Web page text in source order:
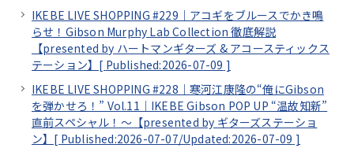
IKEBE LIVE SHOPPING #229｜アコギをブルースでかき鳴
らせ！Gibson Murphy Lab Collection 徹底解説
【presented by ハートマンギターズ & アコースティックス
テーション】[ Published:2026-07-09 ]
IKEBE LIVE SHOPPING #228｜寒河江康隆の“俺にGibson
を弾かせろ！” Vol.11｜IKEBE Gibson POP UP “温故知新”
直前スペシャル！～【presented by ギターズステーショ
ン】[ Published:2026-07-07/Updated:2026-07-09 ]